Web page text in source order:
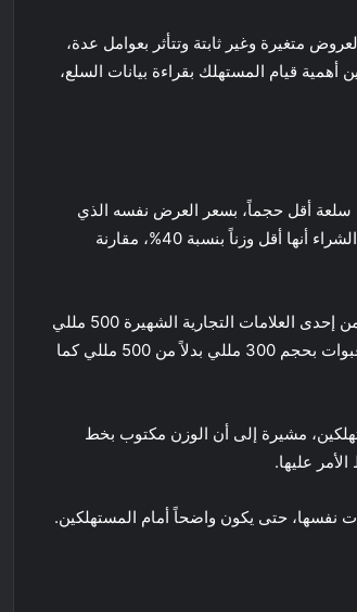
متغيرة وغير ثابتة وتتأثر بعوامل عدة،
قيام المستهلك بقراءة بيانات السلع،
سلعة أقل حجماً، بسعر العرض نفسه الذي
يطرحه عادة على الحجم الأكبر من العلامة التجارية نفسها، لتكتشف بعد الشراء أنها أقل وزناً بنسبة 40%، مقارنة
وأوضحت أن أحد المنافذ اعتاد منذ أشهر طرح عرض على صناديق مياه من إحدى العلامات التجارية الشهيرة 500 مللي
بسعر 11.50 درهماً، إلا أنها اكتشفت بعد الشراء أخيراً أن الصندوق يضم عبوات بحجم 300 مللي بدلاً من 500 مللي كما
مشيرة إلى أن الوزن مكتوب بخط
عليها.
نفسها، حتى يكون واضحاً أمام المستهلكين.